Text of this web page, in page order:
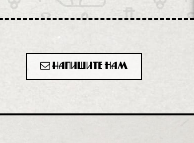
Напишите нам